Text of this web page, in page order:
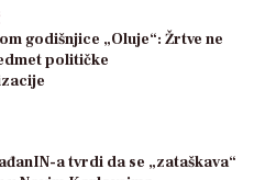
godišnjice „Oluje“: Žrtve ne
političke
a tvrdi da se „zataškava“